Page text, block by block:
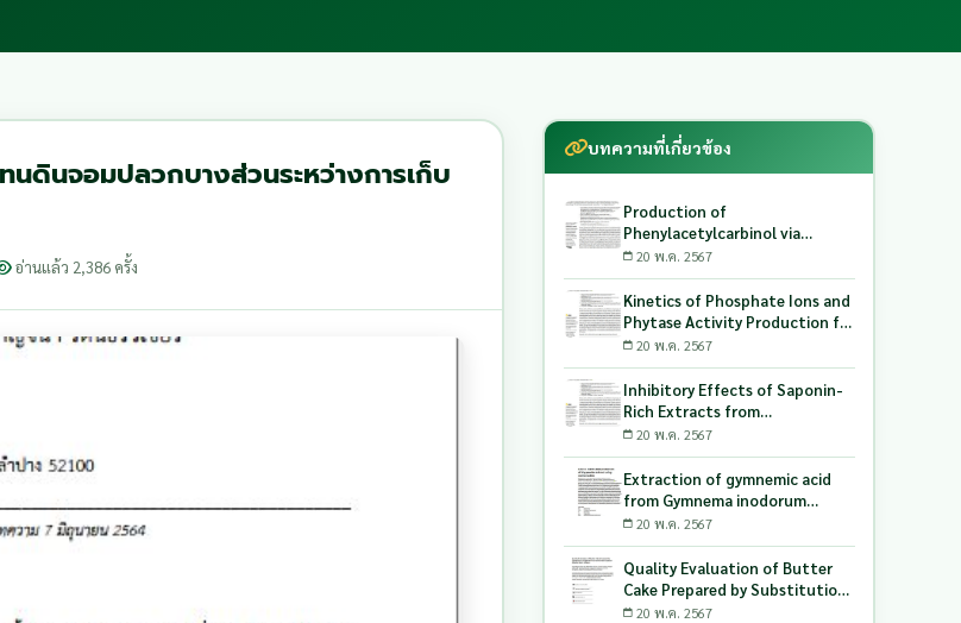
นจอมปลวกบางส่วนระหว่างการเก็บ
อ่านแล้ว 2,386 ครั้ง
บทความที่เกี่ยวข้อง
Production of
Phenylacetylcarbinol via
Biotransformation Using the
Co-Culture of Candida
tropicalis TISTR 5306 and
Saccharomyces cerevisiae
TISTR 5606 as the Biocatalyst
20 พ.ค. 2567
Kinetics of Phosphate Ions and
Phytase Activity Production for
Lactic Acid-Producing Bacteria
Utilizing Milling and Whitening
Stages Rice Bran as Biopolymer
Substrates
20 พ.ค. 2567
Inhibitory Effects of Saponin-
Rich Extracts from
Pouteriacambodiana against
Digestive Enzymes a-
Glucosidase and Pancreatic
Lipase
20 พ.ค. 2567
Extraction of gymnemic acid
from Gymnema inodorum
(Lour.) Decne. leaves and
production of dry powder
extract using maltodextrin
20 พ.ค. 2567
Quality Evaluation of Butter
Cake Prepared by Substitution
of Wheat Flour with Green
20 พ.ค. 2567